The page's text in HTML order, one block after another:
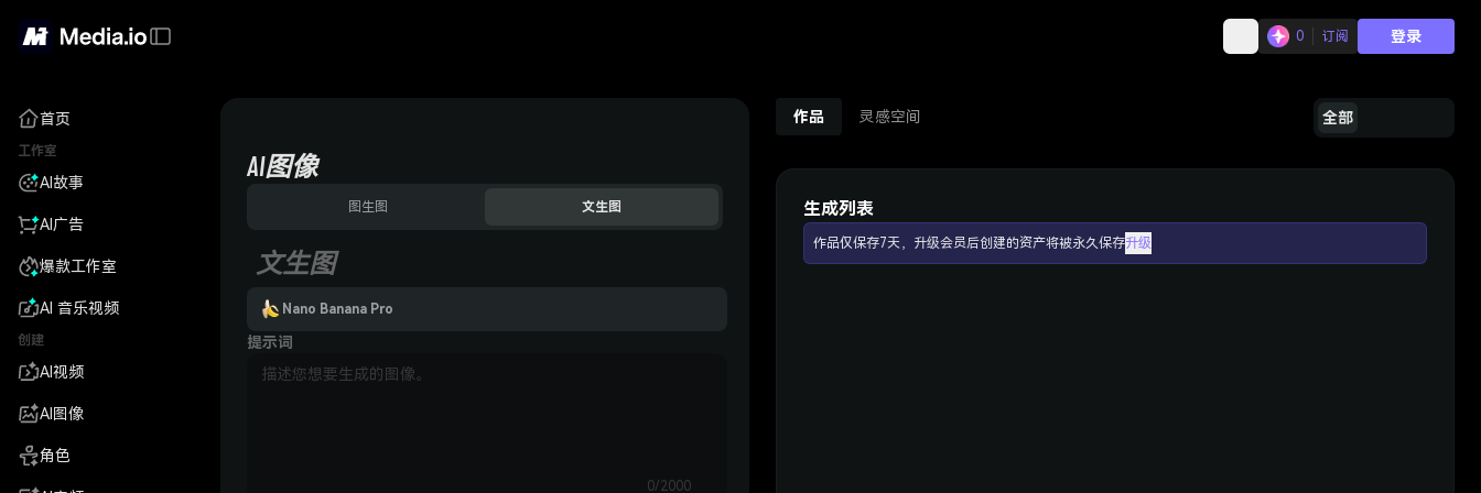
0 订阅 登录
首页
工作室
AI故事
AI广告
爆款工作室
AI 音乐视频
创建
AI视频
AI图像
角色
AI图像
图生图 文生图
文生图
Nano Banana Pro
提示词
0/2000
作品 灵感空间 全部
生成列表
作品仅保存7天，升级会员后创建的资产将被永久保存升级